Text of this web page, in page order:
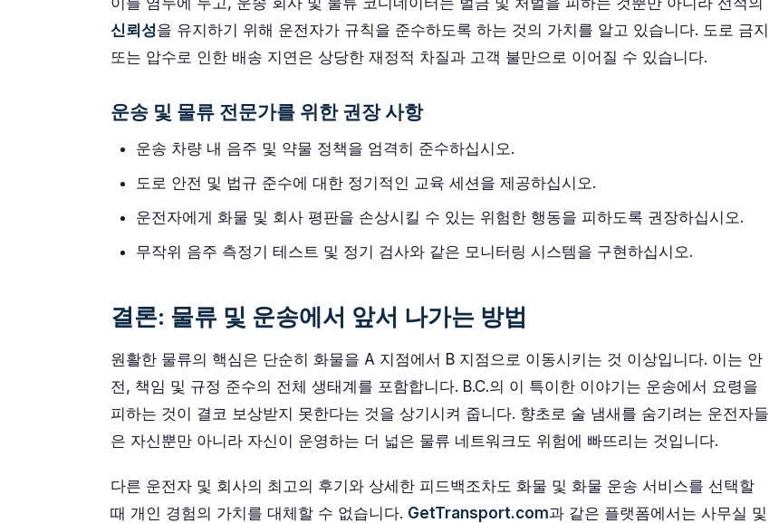
신뢰성을 유지하기 위해 운전자가 규칙을 준수하도록 하는 것의 가치를 알고 있습니다. 도로 금지
또는 압수로 인한 배송 지연은 상당한 재정적 차질과 고객 불만으로 이어질 수 있습니다.
운송 및 물류 전문가를 위한 권장 사항
운송 차량 내 음주 및 약물 정책을 엄격히 준수하십시오.
도로 안전 및 법규 준수에 대한 정기적인 교육 세션을 제공하십시오.
운전자에게 화물 및 회사 평판을 손상시킬 수 있는 위험한 행동을 피하도록 권장하십시오.
무작위 음주 측정기 테스트 및 정기 검사와 같은 모니터링 시스템을 구현하십시오.
결론: 물류 및 운송에서 앞서 나가는 방법
원활한 물류의 핵심은 단순히 화물을 A 지점에서 B 지점으로 이동시키는 것 이상입니다. 이는 안
전, 책임 및 규정 준수의 전체 생태계를 포함합니다. B.C.의 이 특이한 이야기는 운송에서 요령을
피하는 것이 결코 보상받지 못한다는 것을 상기시켜 줍니다. 향초로 술 냄새를 숨기려는 운전자들
은 자신뿐만 아니라 자신이 운영하는 더 넓은 물류 네트워크도 위험에 빠뜨리는 것입니다.
다른 운전자 및 회사의 최고의 후기와 상세한 피드백조차도 화물 및 화물 운송 서비스를 선택할
때 개인 경험의 가치를 대체할 수 없습니다. GetTransport.com과 같은 플랫폼에서는 사무실 및